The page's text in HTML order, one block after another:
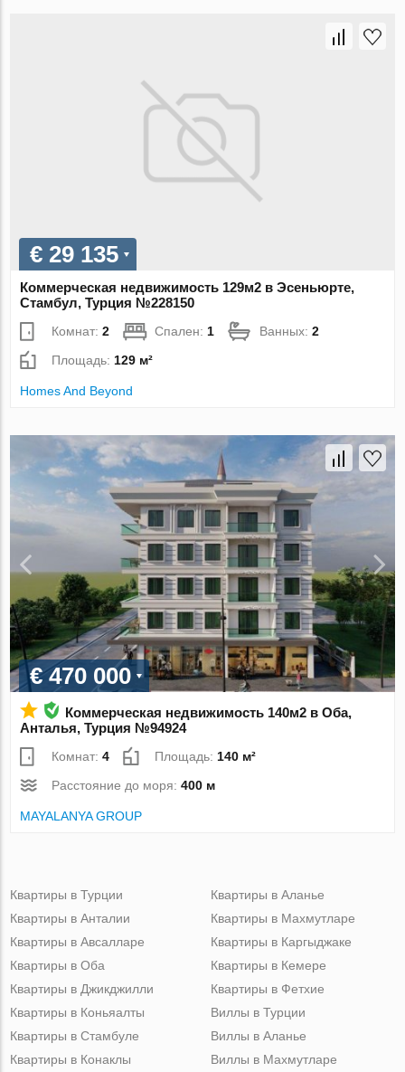
€ 29 135
Коммерческая недвижимость 129м2 в Эсеньюрте,
Стамбул, Турция №228150
Комнат:2 Спален: 1 Ванных:2
Площадь: 129 м²
Homes And Beyond
€ 470 000
Коммерческая недвижимость 140м2 в Оба,
Анталья, Турция №94924
Комнат:4 Площадь: 140 м²
Расстояние до моря:400 м
MAYALANYA GROUP
Квартиры в Турции
Квартиры в Анталии
Квартиры в Авсалларе
Квартиры в Оба
Квартиры в Джикджилли
Квартиры в Аланье
Квартиры в Махмутларе
Квартиры в Каргыджаке
Квартиры в Кемере
Квартиры в Фетхие
Квартиры в Коньяалты
Квартиры в Стамбуле
Квартиры в Конаклы
Виллы в Турции
Виллы в Аланье
Виллы в Махмутларе